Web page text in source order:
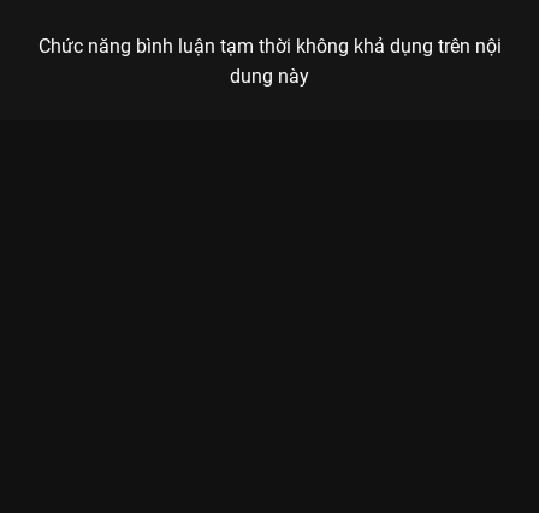
Chức năng bình luận tạm thời không khả dụng trên nội
dung này